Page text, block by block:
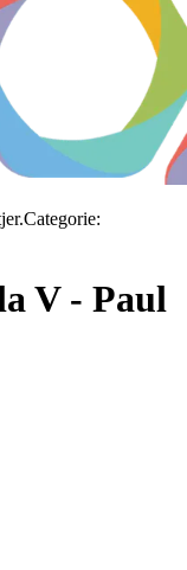
.Categorie:
V - Paul